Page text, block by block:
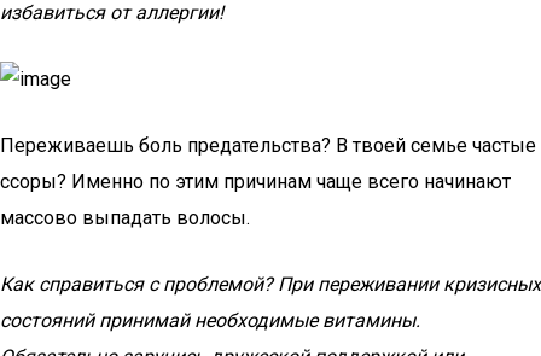
избавиться от аллергии!
Переживаешь боль предательства? В твоей семье частые
ссоры? Именно по этим причинам чаще всего начинают
массово выпадать волосы.
Как справиться с проблемой? При переживании кризисных
состояний принимай необходимые витамины.